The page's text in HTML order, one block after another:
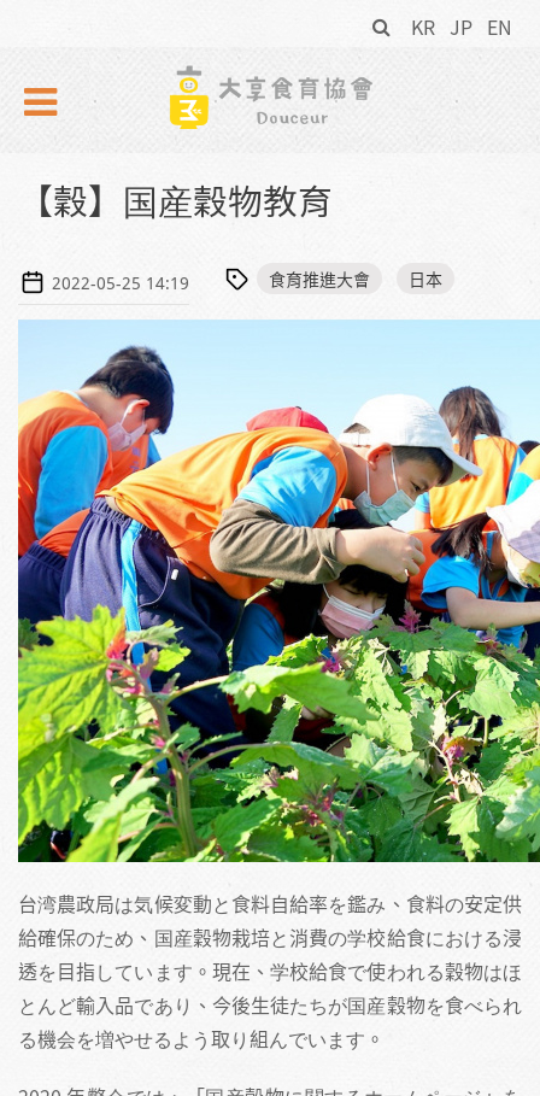
KR JP EN
搜
尋
表
【穀】国産穀物教育
2022-05-25 14:19 食育推進大會 日本
台湾農政局は気候変動と食料自給率を鑑み、食料の安定供
給確保のため、国産穀物栽培と消費の学校給食における浸
透を目指しています。現在、学校給食で使われる穀物はほ
とんど輸入品であり、今後生徒たちが国産穀物を食べられ
る機会を増やせるよう取り組んでいます。